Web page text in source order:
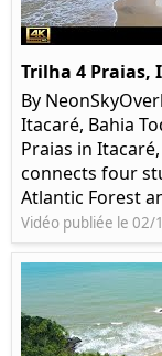
Trilha 4 Praias,
By
Itacaré, Bahia
Praias in
connects four
Atlantic Forest
Vidéo publiée le 02/